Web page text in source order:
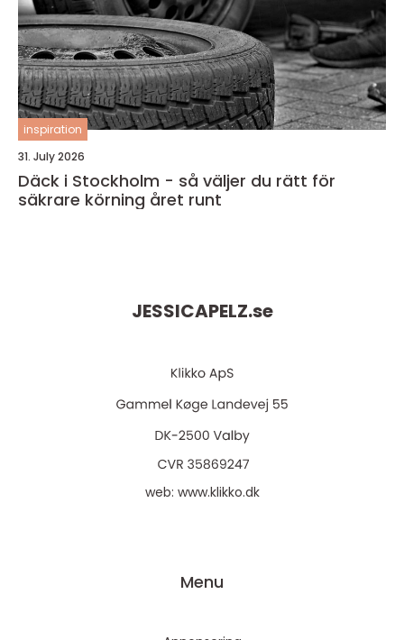
inspiration
31. July 2026
Däck i Stockholm - så väljer du rätt för
säkrare körning året runt
JESSICAPELZ.se
web: www.klikko.dk
Menu